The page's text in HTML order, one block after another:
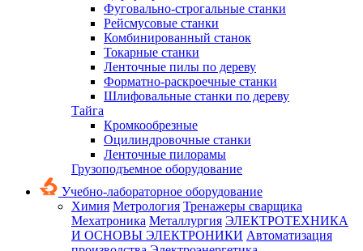
Фуговально-строгальные станки
Рейсмусовые станки
Комбинированный станок
Токарные станки
Ленточные пилы по дереву
Форматно-раскроечные станки
Шлифовальные станки по дереву
Тайга
Кромкообрезные
Оцилиндровочные станки
Ленточные пилорамы
Грузоподъемное оборудование
Учебно-лабораторное оборудование
Химия Метрология Тренажеры сварщика
Мехатроника Металлургия ЭЛЕКТРОТЕХНИКА
И ОСНОВЫ ЭЛЕКТРОНИКИ Автоматизация